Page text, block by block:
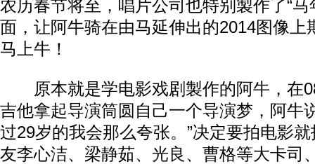
农历春节将至，唱片公司也特别製作了“马
面，让阿牛骑在由马延伸出的2014图像上
马上牛！
原本就是学电影戏剧製作的阿牛，在
吉他拿起导演筒圆自己一个导演梦，阿牛
过29岁的我会那么夸张。”决定要拍电影
友李心洁、梁静茹、光良、曹格等大卡司